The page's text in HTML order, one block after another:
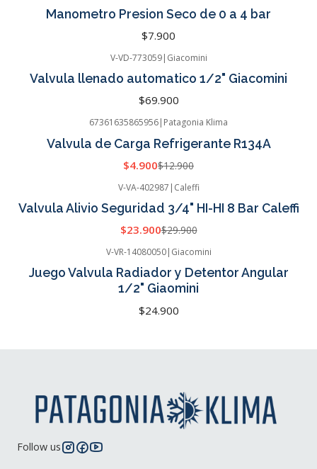
Manometro Presion Seco de 0 a 4 bar
$7.900
V-VD-773059| Giacomini
Valvula llenado automatico 1/2" Giacomini
$69.900
-62% OFF
67361635865956| Patagonia Klima
Valvula de Carga Refrigerante R134A
$4.900$12.900
-20%
OFF
V-VA-402987 | Caleffi
Valvula Alivio Seguridad 3/4" HI-HI 8 Bar Caleffi
$23.900$29.900
Cotizar
V-VR-14080050| Giacomini
Juego Valvula Radiador y Detentor Angular
1/2" Giaomini
$24.900
Follow us